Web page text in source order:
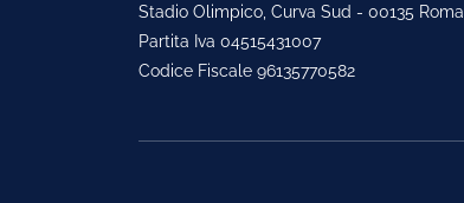
Stadio Olimpico, Curva Sud - 00135 Roma
Partita Iva 04515431007
Codice Fiscale 96135770582